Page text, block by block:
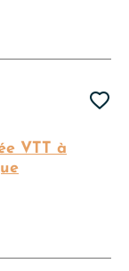
VTT à